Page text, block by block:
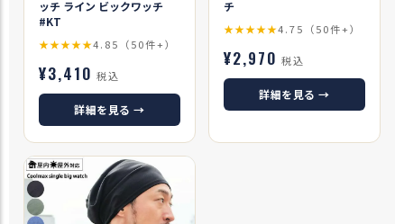
ッチ ライン ビックワッチ
#KT
★★★★★4.85（50件+）
¥3,410 税込
詳細を見る →
チ
★★★★★4.75（50件+）
¥2,970 税込
詳細を見る →